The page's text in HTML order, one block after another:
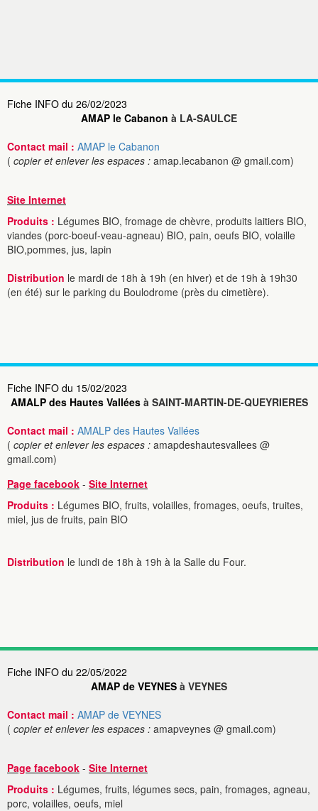
Fiche INFO du 26/02/2023
AMAP le Cabanon à LA-SAULCE
Contact mail : AMAP le Cabanon
( copier et enlever les espaces : amap.lecabanon @ gmail.com)
Site Internet
Produits : Légumes BIO, fromage de chèvre, produits laitiers BIO,
viandes (porc-boeuf-veau-agneau) BIO, pain, oeufs BIO, volaille
BIO,pommes, jus, lapin
Distribution le mardi de 18h à 19h (en hiver) et de 19h à 19h30
(en été) sur le parking du Boulodrome (près du cimetière).
Fiche INFO du 15/02/2023
AMALP des Hautes Valléesà SAINT-MARTIN-DE-QUEYRIERES
Contact mail : AMALP des Hautes Vallées
( copier et enlever les espaces : amapdeshautesvallees @
gmail.com)
Page facebook - Site Internet
Produits : Légumes BIO, fruits, volailles, fromages, oeufs, truites,
miel, jus de fruits, pain BIO
Distribution le lundi de 18h à 19h à la Salle du Four.
Fiche INFO du 22/05/2022
AMAP de VEYNES à VEYNES
Contact mail : AMAP de VEYNES
( copier et enlever les espaces : amapveynes @ gmail.com)
Page facebook - Site Internet
Produits : Légumes, fruits, légumes secs, pain, fromages, agneau,
porc, volailles, oeufs, miel